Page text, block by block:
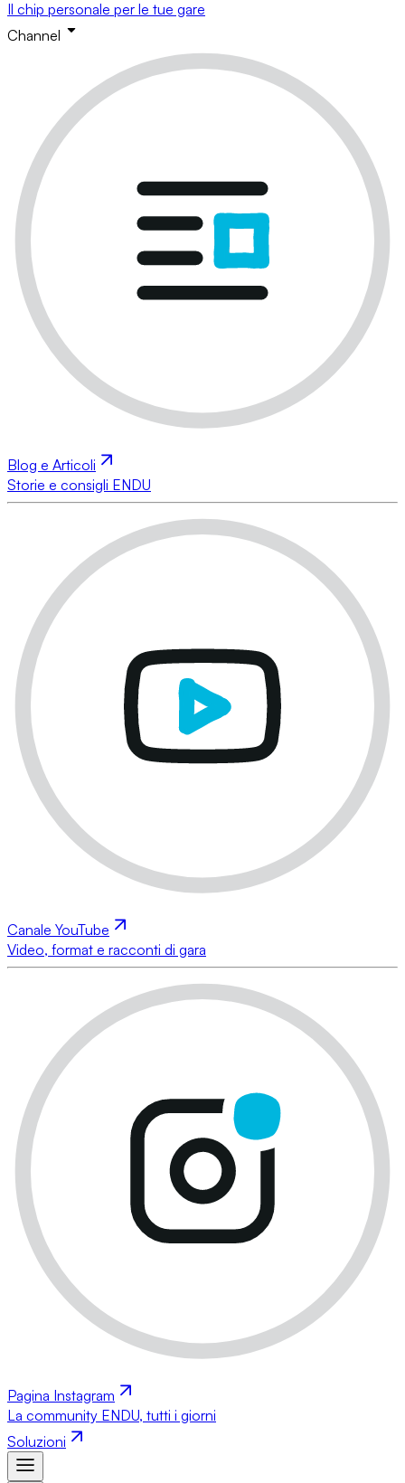
Il chip personale per le tue gare
Channel
Blog e Articoli
Storie e consigli ENDU
Canale YouTube
Video, format e racconti di gara
Pagina Instagram
La community ENDU, tutti i giorni
Soluzioni